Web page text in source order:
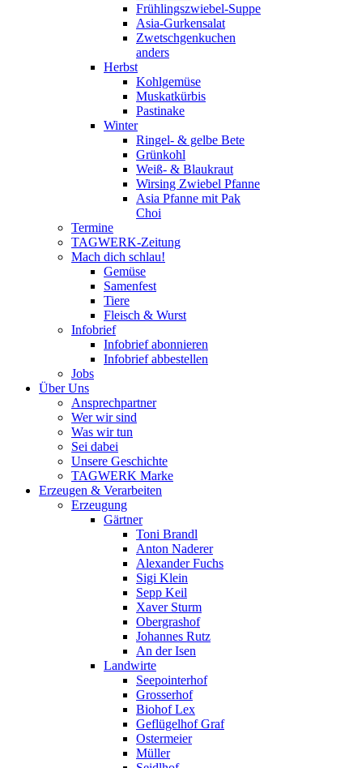
Frühlingszwiebel-Suppe
Asia-Gurkensalat
Zwetschgenkuchen
anders
Herbst
Kohlgemüse
Muskatkürbis
Pastinake
Winter
Ringel- & gelbe Bete
Grünkohl
Weiß- & Blaukraut
Wirsing Zwiebel Pfanne
Asia Pfanne mit Pak
Choi
Termine
TAGWERK-Zeitung
Mach dich schlau!
Gemüse
Samenfest
Tiere
Fleisch & Wurst
Infobrief
Infobrief abonnieren
Infobrief abbestellen
Jobs
Über Uns
Ansprechpartner
Wer wir sind
Was wir tun
Sei dabei
Unsere Geschichte
TAGWERK Marke
Erzeugen & Verarbeiten
Erzeugung
Gärtner
Toni Brandl
Anton Naderer
Alexander Fuchs
Sigi Klein
Sepp Keil
Xaver Sturm
Obergrashof
Johannes Rutz
An der Isen
Landwirte
Seepointerhof
Grosserhof
Biohof Lex
Geflügelhof Graf
Ostermeier
Müller